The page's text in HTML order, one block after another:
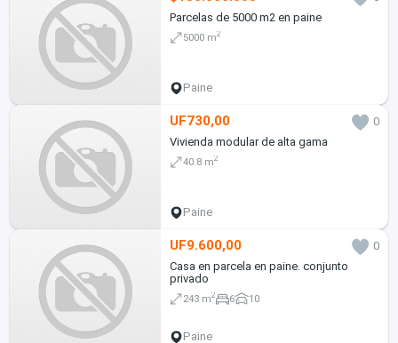
Parcelas de 5000 m2 en paine
5000 m2
Paine
UF730,00
0
Vivienda modular de alta gama
40.8 m2
Paine
UF9.600,00
0
Casa en parcela en paine. conjunto
privado
243 m2 6 10
Paine